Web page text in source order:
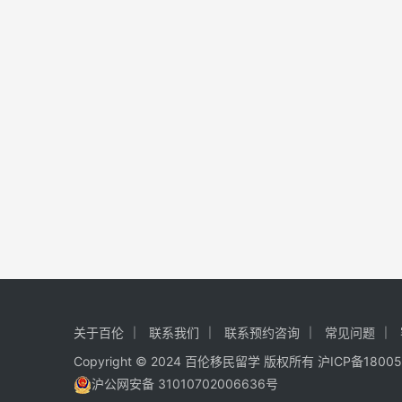
关于百伦 联系我们 联系预约咨询 常见问题
Copyright © 2024 百伦移民留学 版权所有 沪ICP备
沪公网安备 31010702006636号